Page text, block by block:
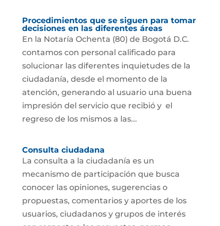
Procedimientos que se siguen para tomar
decisiones en las diferentes áreas
En la Notaría Ochenta (80) de Bogotá D.C.
contamos con personal calificado para
solucionar las diferentes inquietudes de la
ciudadanía, desde el momento de la
atención, generando al usuario una buena
impresión del servicio que recibió y el
regreso de los mismos a las...
Consulta ciudadana
La consulta a la ciudadanía es un
mecanismo de participación que busca
conocer las opiniones, sugerencias o
propuestas, comentarios y aportes de los
usuarios, ciudadanos y grupos de interés